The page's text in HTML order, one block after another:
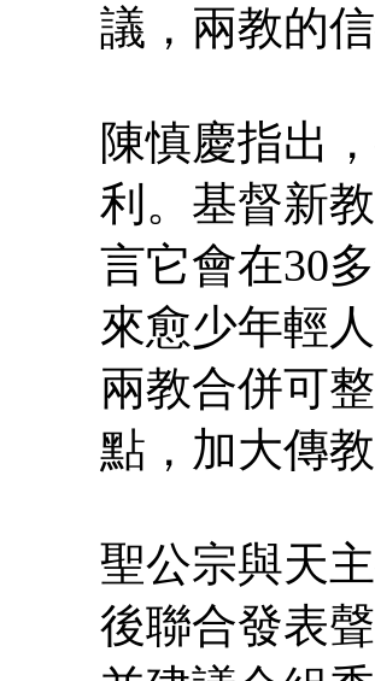
議，兩教的
陳慎慶指出
利。基督新
言它會在30
來愈少年輕
兩教合併可
點，加大傳
聖公宗與天
後聯合發表